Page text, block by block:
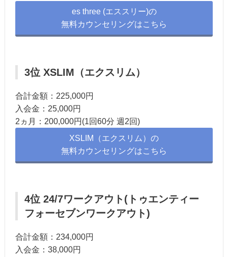
es three (エススリー)の
無料カウンセリングはこちら
3位 XSLIM（エクスリム）
合計金額：225,000円
入会金：25,000円
2ヵ月：200,000円(1回60分 週2回)
XSLIM（エクスリム）の
無料カウンセリングはこちら
4位 24/7ワークアウト(トゥエンティー
フォーセブンワークアウト)
合計金額：234,000円
入会金：38,000円